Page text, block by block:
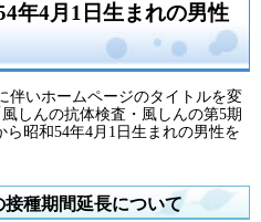
年4月1日生まれの男性
伴いホームページのタイトルを変
しんの抗体検査・風しんの第5期
昭和54年4月1日生まれの男性を
種期間延長について